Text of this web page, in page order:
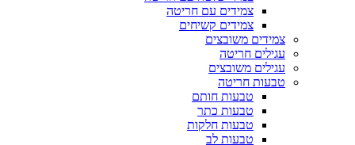
צמידים עם חריטה
צמידים קשיחים
צמידים משובצים
עגילים חריטה
עגילים משובצים
טבעות חריטה
טבעות חותם
טבעות כתר
טבעות חלקות
טבעות לב